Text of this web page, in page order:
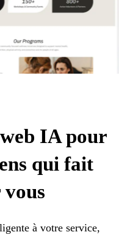
IA pour
qui fait
à votre service,